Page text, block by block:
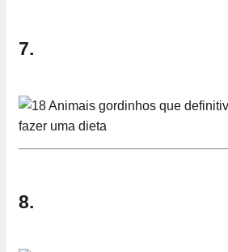
7.
8.